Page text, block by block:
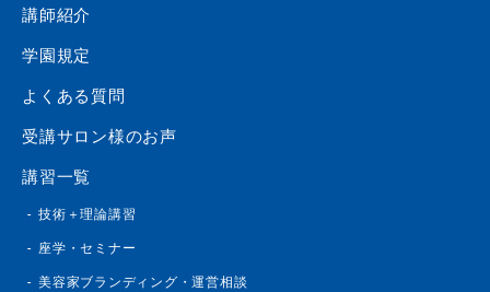
講師紹介
学園規定
よくある質問
受講サロン様のお声
講習一覧
技術＋理論講習
座学・セミナー
美容家ブランディング・運営相談